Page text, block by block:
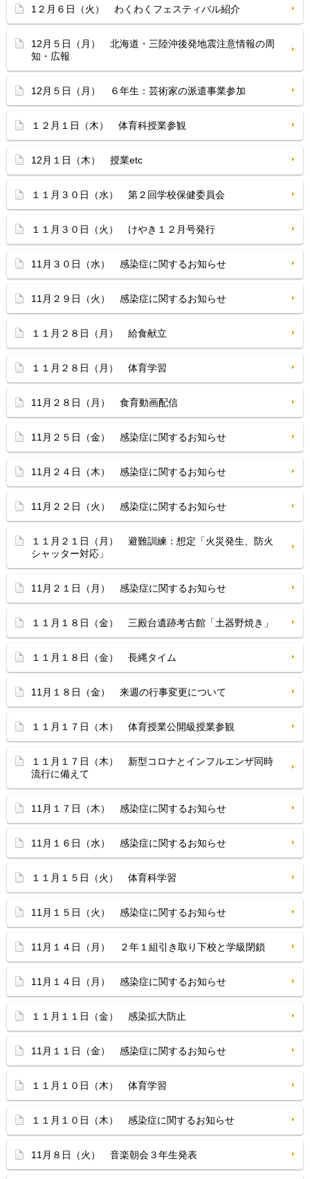
1２月６日（火） わくわくフェスティバル紹介
12月５日（月） 北海道・三陸沖後発地震注意情報の周
知・広報
12月５日（月） ６年生：芸術家の派遣事業参加
１２月１日（木） 体育科授業参観
12月１日（木） 授業etc
１１月３０日（水） 第２回学校保健委員会
１１月３０日（火） けやき１２月号発行
11月３０日（水） 感染症に関するお知らせ
11月２９日（火） 感染症に関するお知らせ
１１月２８日（月） 給食献立
１１月２８日（月） 体育学習
11月２８日（月） 食育動画配信
11月２５日（金） 感染症に関するお知らせ
11月２４日（木） 感染症に関するお知らせ
11月２２日（火） 感染症に関するお知らせ
１１月２１日（月） 避難訓練：想定「火災発生、防火
シャッター対応」
11月２１日（月） 感染症に関するお知らせ
１１月１８日（金） 三殿台遺跡考古館「土器野焼き」
１１月１８日（金） 長縄タイム
11月１８日（金） 来週の行事変更について
１１月１７日（木） 体育授業公開級授業参観
１１月１７日（木） 新型コロナとインフルエンザ同時
流行に備えて
11月１７日（木） 感染症に関するお知らせ
11月１６日（水） 感染症に関するお知らせ
１１月１５日（火） 体育科学習
11月１５日（火） 感染症に関するお知らせ
11月１４日（月） ２年１組引き取り下校と学級閉鎖
11月１４日（月） 感染症に関するお知らせ
１１月１１日（金） 感染拡大防止
11月１１日（金） 感染症に関するお知らせ
１１月１０日（木） 体育学習
１１月１０日（木） 感染症に関するお知らせ
11月８日（火） 音楽朝会３年生発表